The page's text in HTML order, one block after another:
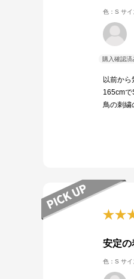
色：S サイ
以前から
165cmで
鳥の刺繍
安定の
色：S サイ